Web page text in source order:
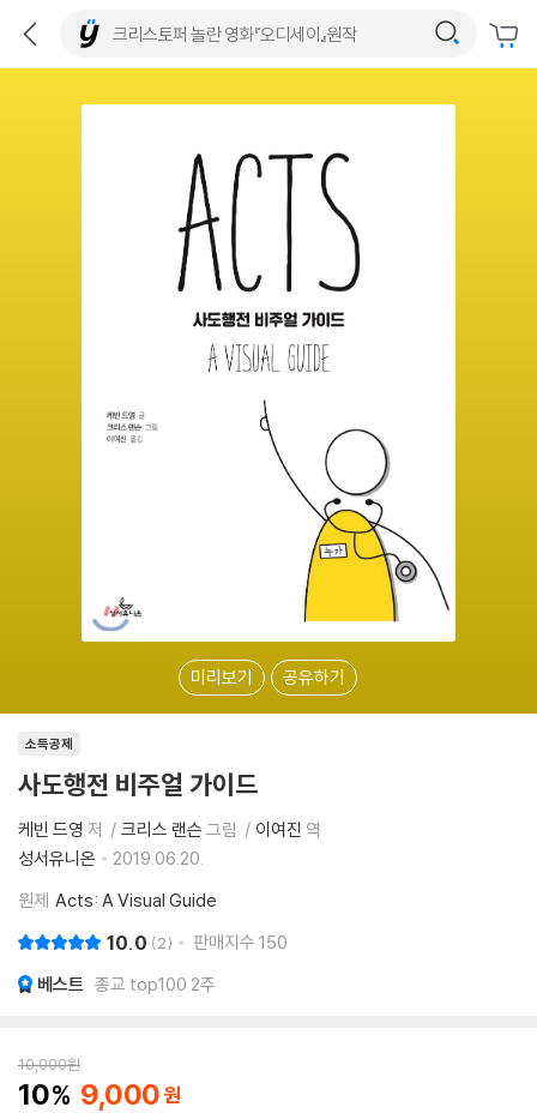
미리보기 공유하기
소득공제
사도행전 비주얼 가이드
케빈 드영 저 크리스 랜슨 그림 이여진 역
성서유니온
2019.06.20.
원제 Acts: A Visual Guide
10.0 2 판매지수 150
베스트 종교 top100 2주
10,000원
10 9,000